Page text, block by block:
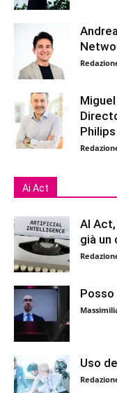
Philips
Ai Act
AI
già un
Posso
Uso